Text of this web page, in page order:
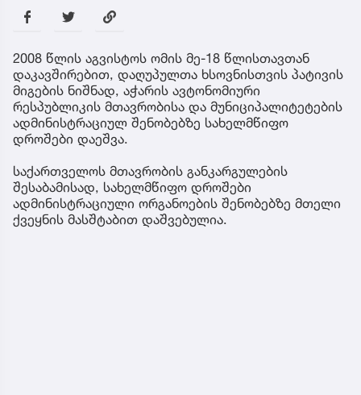
2008 წლის აგვისტოს ომის მე-18 წლისთავთან
დაკავშირებით, დაღუპულთა ხსოვნისთვის პატივის
მიგების ნიშნად, აჭარის ავტონომიური
რესპუბლიკის მთავრობისა და მუნიციპალიტეტების
ადმინისტრაციულ შენობებზე სახელმწიფო
დროშები დაეშვა.
საქართველოს მთავრობის განკარგულების
შესაბამისად, სახელმწიფო დროშები
ადმინისტრაციული ორგანოების შენობებზე მთელი
ქვეყნის მასშტაბით დაშვებულია.